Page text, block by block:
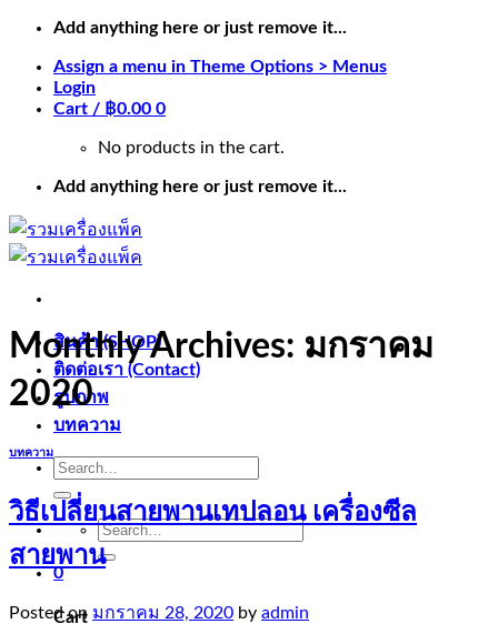
Skip
content
Add anything here or just remove it...
Assign a menu in Theme Options > Menus
Login
Cart / ฿0.00 0
No products in the cart.
Add anything here or just remove it...
สินค้า (SHOP)
ติดต่อเรา (Contact)
รูปภาพ
บทความ
Search
Search
for:
0
Cart
Monthly Archives: มกราคม
2020
บทความ
วิธีเปลี่ยนสายพานเทปลอน เครื่องซีล
สายพาน
Posted on มกราคม 28, 2020 by admin